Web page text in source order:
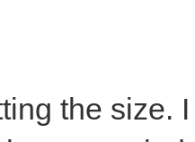
the size.